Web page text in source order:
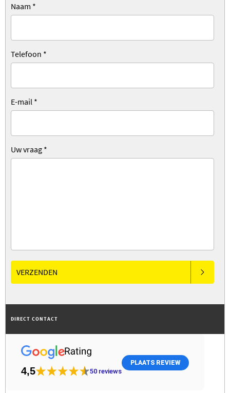
Naam *
Telefoon *
E-mail *
Uw vraag *
VERZENDEN
DIRECT CONTACT
4,5 50 reviews
PLAATS REVIEW